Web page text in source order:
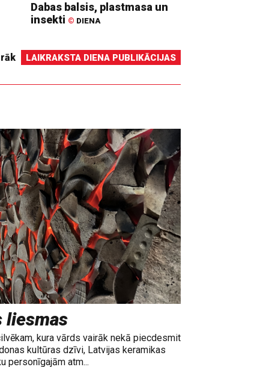
Dabas balsis, plastmasa un
insekti © DIENA
LAIKRAKSTA DIENA PUBLIKĀCIJAS
liesmas
kura vārds vairāk nekā piecdesmit
kultūras dzīvi, Latvijas keramikas
personīgajām atm...